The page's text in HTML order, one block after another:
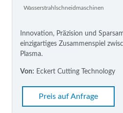
Wasserstrahlschneidmaschinen
Innovation, Präzision und
einzigartiges Zusammenspiel
Plasma.
Von: Eckert Cutting Technology
Preis auf Anfrage